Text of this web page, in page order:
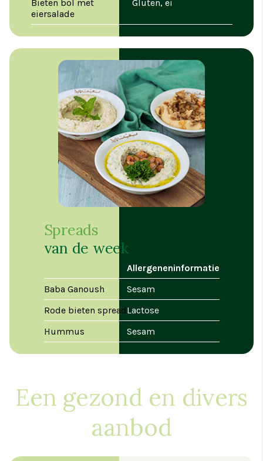
Bieten bol met
eiersalade
Gluten, ei
Spreads
van de week
Allergeneninformatie
Baba Ganoush
Sesam
Rode bieten spreadLactose
Hummus
Sesam
Een gezond en divers
aanbod